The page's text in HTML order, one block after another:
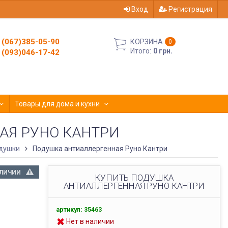
Вход Регистрация
(067)385-05-90
(093)046-17-42
КОРЗИНА 0
Итого: 0 грн.
Товары для дома и кухни
РУНО КАНТРИ
Подушка антиаллергенная Руно Кантри
КУПИТЬ ПОДУШКА
АНТИАЛЛЕРГЕННАЯ РУНО КАНТРИ
артикул: 35463
Нет в наличии